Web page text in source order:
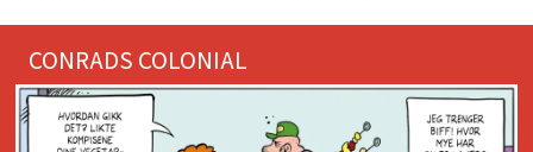
CONRADS COLONIAL